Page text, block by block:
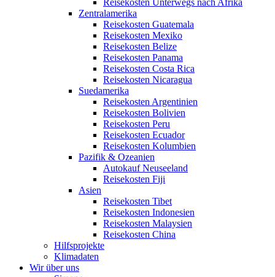
Reisekosten Unterwegs nach Afrika
Zentralamerika
Reisekosten Guatemala
Reisekosten Mexiko
Reisekosten Belize
Reisekosten Panama
Reisekosten Costa Rica
Reisekosten Nicaragua
Suedamerika
Reisekosten Argentinien
Reisekosten Bolivien
Reisekosten Peru
Reisekosten Ecuador
Reisekosten Kolumbien
Pazifik & Ozeanien
Autokauf Neuseeland
Reisekosten Fiji
Asien
Reisekosten Tibet
Reisekosten Indonesien
Reisekosten Malaysien
Reisekosten China
Hilfsprojekte
Klimadaten
Wir über uns